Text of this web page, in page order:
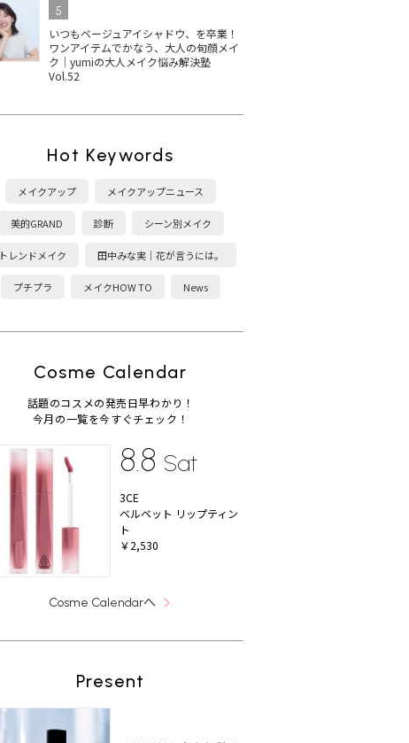
5
いつもベージュアイシャドウ、を卒業！
ワンアイテムでかなう、大人の旬顔メイ
ク｜yumiの大人メイク悩み解決塾
Vol.52
Hot Keywords
メイクアップ メイクアップニュース
美的GRAND 診断 シーン別メイク
トレンドメイク 田中みな実｜花が言うには。
プチプラ メイクHOW TO News
Cosme Calendar
話題のコスメの発売日早わかり！
今月の一覧を今すぐチェック！
8.8 Sat
3CE
ベルベット リップティン
ト
￥2,530
Cosme Calendarへ
Present